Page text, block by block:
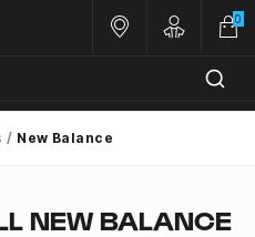
Nos magasins
Customer
0
New Balance
NEW BALANCE